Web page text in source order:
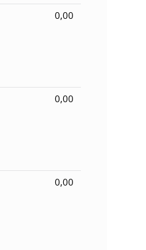
0,00
0,00
0,00